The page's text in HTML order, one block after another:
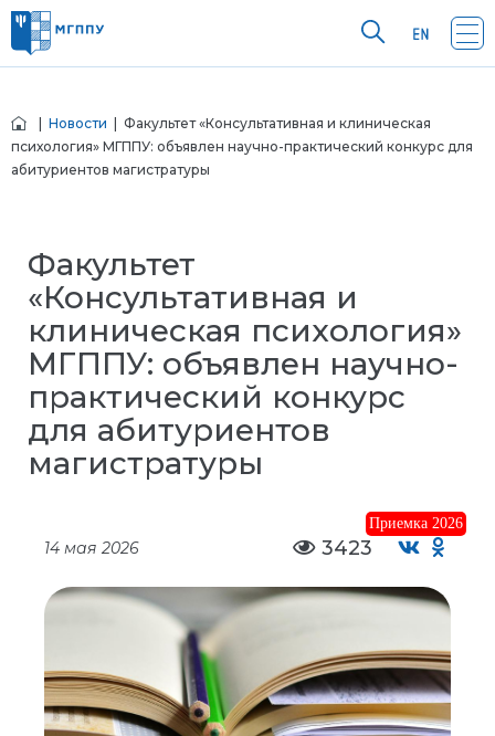
Новости | Факультет «Консультативная и клиническая
психология» МГППУ: объявлен научно-практический конкурс для
абитуриентов магистратуры
Факультет
«Консультативная и
клиническая психология»
МГППУ: объявлен научно-
практический конкурс
для абитуриентов
магистратуры
Приемка 2026
14 мая 2026 3423